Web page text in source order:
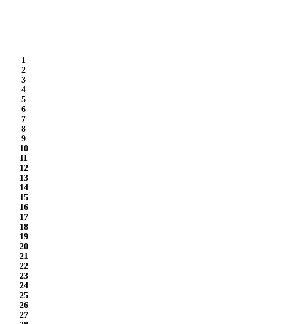
1
2
3
4
5
6
7
8
9
10
11
12
13
14
15
16
17
18
19
20
21
22
23
24
25
26
27